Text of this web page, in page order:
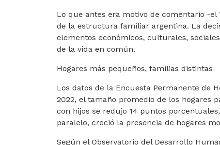
Lo que antes era motivo de comentario -
de la estructura familiar argentina. La
elementos económicos, culturales,
de la vida en común.
Hogares más pequeños, familias distintas
Los datos de la Encuesta Permanente de
2022, el tamaño promedio de los hogares
con hijos se redujo 14 puntos
paralelo, creció la presencia de hogares
Según el Observatorio del Desarrollo